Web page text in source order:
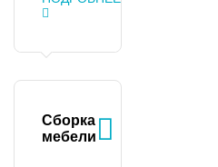
Сборка
мебели